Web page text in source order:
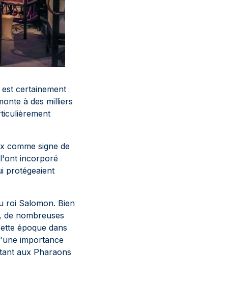
certainement
à des milliers
comme signe de
incorporé
protégeaient
roi Salomon. Bien
de nombreuses
époque dans
importance
aux Pharaons